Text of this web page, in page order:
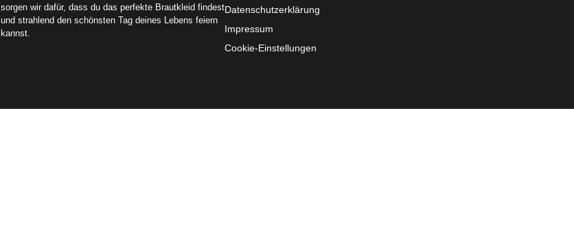
sorgen wir dafür, dass du das perfekte Brautkleid findest
und strahlend den schönsten Tag deines Lebens feiern
kannst.
Datenschutzerklärung
Impressum
Cookie-Einstellungen